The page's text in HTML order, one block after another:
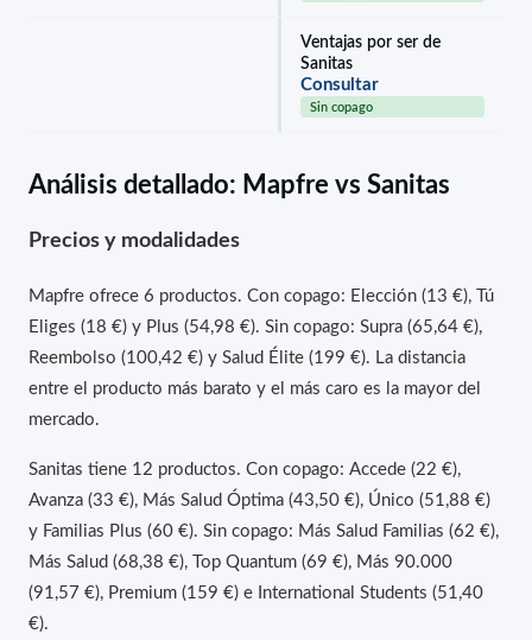
Ventajas por ser de
Sanitas
Consultar
Sin copago
Análisis detallado: Mapfre vs Sanitas
Precios y modalidades
Mapfre ofrece 6 productos. Con copago: Elección (13 €), Tú
Eliges (18 €) y Plus (54,98 €). Sin copago: Supra (65,64 €),
Reembolso (100,42 €) y Salud Élite (199 €). La distancia
entre el producto más barato y el más caro es la mayor del
mercado.
Sanitas tiene 12 productos. Con copago: Accede (22 €),
Avanza (33 €), Más Salud Óptima (43,50 €), Único (51,88 €)
y Familias Plus (60 €). Sin copago: Más Salud Familias (62 €),
Más Salud (68,38 €), Top Quantum (69 €), Más 90.000
(91,57 €), Premium (159 €) e International Students (51,40
€).